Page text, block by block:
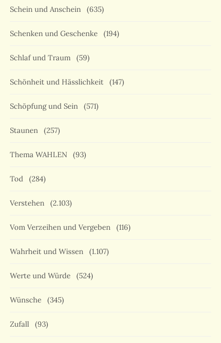
Schein und Anschein (635)
Schenken und Geschenke (194)
Schlaf und Traum (59)
Schönheit und Hässlichkeit (147)
Schöpfung und Sein (571)
Staunen (257)
Thema WAHLEN (93)
Tod (284)
Verstehen (2.103)
Vom Verzeihen und Vergeben (116)
Wahrheit und Wissen (1.107)
Werte und Würde (524)
Wünsche (345)
Zufall (93)